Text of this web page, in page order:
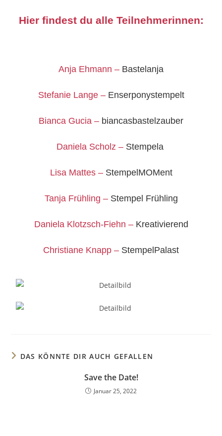
Hier findest du alle Teilnehmerinnen:
Anja Ehmann – Bastelanja
Stefanie Lange – Enserponystempelt
Bianca Gucia – biancasbastelzauber
Daniela Scholz – Stempela
Lisa Mattes – StempelMOMent
Tanja Frühling – Stempel Frühling
Daniela Klotzsch-Fiehn – Kreativierend
Christiane Knapp – StempelPalast
DAS KÖNNTE DIR AUCH GEFALLEN
Save the Date!
Januar 25, 2022